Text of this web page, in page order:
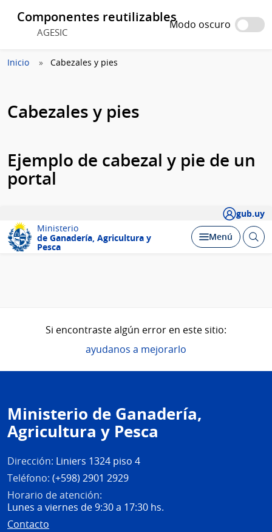
Componentes reutilizables
AGESIC
Modo oscuro
Inicio Cabezales y pies
Cabezales y pies
Ejemplo de cabezal y pie de un
portal
gub.uy
Ministerio
de Ganadería, Agricultura y
Pesca
Menú Abrir
Si encontraste algún error en este sitio:
ayudanos a mejorarlo
de
página
Ministerio de Ganadería,
Agricultura y Pesca
Dirección: Liniers 1324 piso 4
Teléfono: (+598) 2901 2929
Horario de atención:
Lunes a viernes de 9:30 a 17:30 hs.
Contacto